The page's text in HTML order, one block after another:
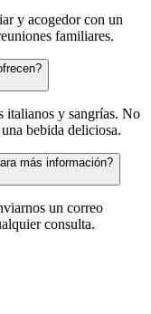
y acogedor con un
familiares.
italianos y sangrías. No
bebida deliciosa.
más información?
un correo
consulta.